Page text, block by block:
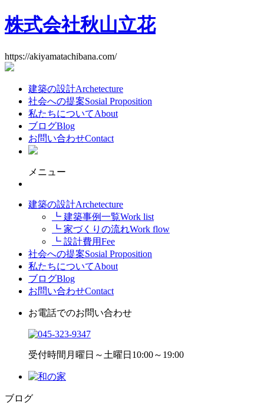
株式会社秋山立花
https://akiyamatachibana.com/
建築の設計Archetecture
社会への提案Sosial Proposition
私たちについてAbout
ブログBlog
お問い合わせContact
メニュー
建築の設計Archetecture
┗ 建築事例一覧Work list
┗ 家づくりの流れWork flow
┗ 設計費用Fee
社会への提案Sosial Proposition
私たちについてAbout
ブログBlog
お問い合わせContact
お電話でのお問い合わせ
受付時間 月曜日～土曜日10:00～19:00
ブログ